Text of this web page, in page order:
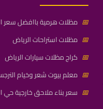
📅 مظلات هرمية باافضل سعر
📅 مظلات استراحات الرياض
📅 كراج مظلات سيارات الرياض
📅 معلم بيوت شعر وخيام
📅 سعر بناء ملاحق خارجية حي